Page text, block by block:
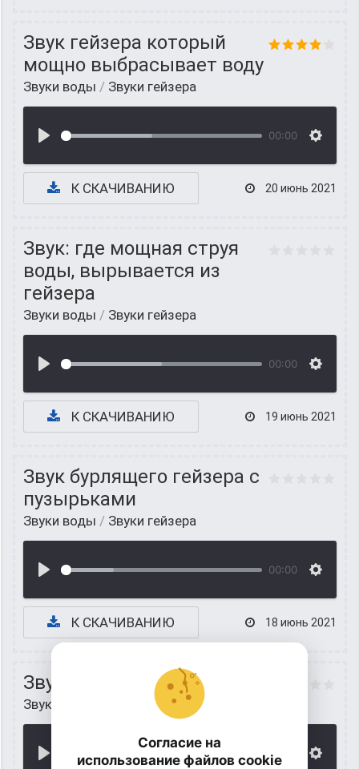
Звук гейзера который
мощно выбрасывает воду
Звуки воды / Звуки гейзера
00:00
К СКАЧИВАНИЮ 20 июнь 2021
Звук: где мощная струя
воды, вырывается из
гейзера
Звуки воды / Звуки гейзера
00:00
К СКАЧИВАНИЮ 19 июнь 2021
Звук бурлящего гейзера с
пузырьками
Звуки воды / Звуки гейзера
00:00
К СКАЧИВАНИЮ 18 июнь 2021
Звук извержения гейзера
Звуки воды Звуки гейзера
00:00
Согласие на
использование файлов cookie